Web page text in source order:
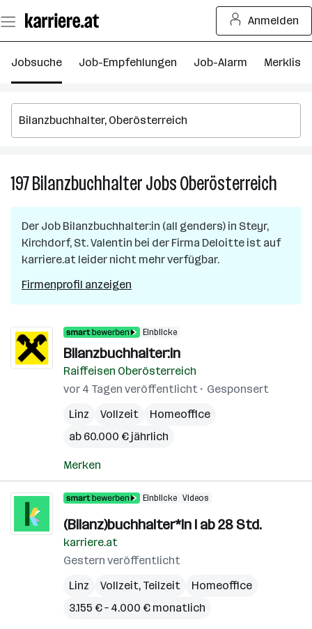
Seiteninhalt
springen
Anmelden
Jobsuche Job-Empfehlungen Job-Alarm Merkliste
197BilanzbuchhalterJobsOberösterreich
Jobs
Der Job Bilanzbuchhalter:in (all genders) in Steyr,
Kirchdorf, St. Valentin bei der Firma Deloitte ist auf
karriere.at leider nicht mehr verfügbar.
Firmenprofil anzeigen
Einblicke
Bilanzbuchhalter:in
Raiffeisen Oberösterreich
vor 4 Tagen veröffentlicht
Gesponsert
Linz
Vollzeit
Homeoffice
ab 60.000 € jährlich
Merken
Einblicke Videos
(Bilanz)buchhalter*In I ab 28 Std.
karriere.at
Gestern veröffentlicht
Linz
Vollzeit, Teilzeit
Homeoffice
3.155 € – 4.000 € monatlich